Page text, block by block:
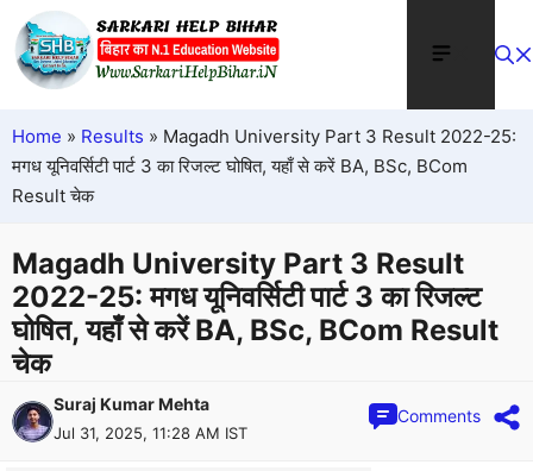
Home » Results » Magadh University Part 3 Result 2022-25:
मगध यूनिवर्सिटी पार्ट 3 का रिजल्ट घोषित, यहाँ से करें BA, BSc, BCom
Result चेक
Magadh University Part 3 Result
2022-25: मगध यूनिवर्सिटी पार्ट 3 का रिजल्ट
घोषित, यहाँ से करें BA, BSc, BCom Result
चेक
Suraj Kumar Mehta
Jul 31, 2025, 11:28 AM IST
Comments